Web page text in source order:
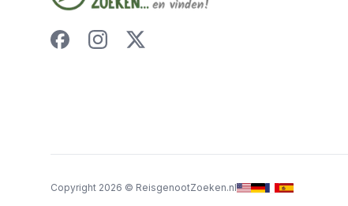
Copyright 2026 © ReisgenootZoeken.nl